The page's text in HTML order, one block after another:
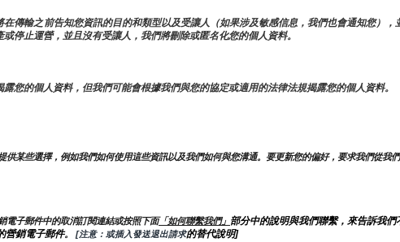
傳輸之前告知您資訊的目的和類型以及受讓人（如果涉及敏感信息，我們也會通知您）
停止運營，並且沒有受讓人，我們將刪除或匿名化您的個人資料。
您的個人資料，但我們可能會根據我們與您的協定或適用的法律法規揭露您的個人資料。
供某些選擇，例如我們如何使用這些資訊以及我們如何與您溝通。要更新您的偏好，要求我們從我
電子郵件中的取消訂閱連結或按照下面「如何聯繫我們」 部分中的說明與我們聯繫，來告訴我
營銷電子郵件。 [注意：或插入發送退出請求的替代說明]